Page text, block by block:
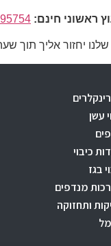
ראשוני חינם:
יחזור אליך תוך
עשן
כיבוי
בגז
מנדפים
ותחזוקה